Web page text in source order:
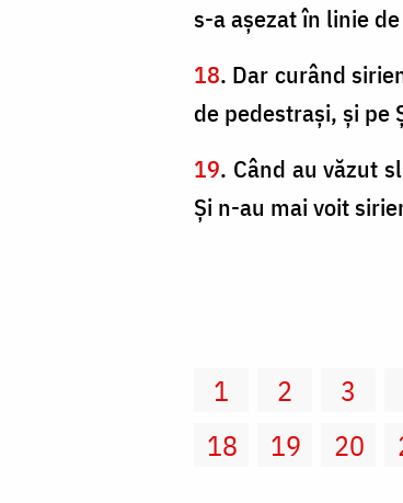
s-a aşezat în linie
18. Dar curând
de pedestraşi, şi pe
19. Când au văzut
Şi n-au mai voit
1 2 3
18
19 20